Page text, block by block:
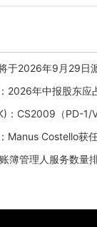
于2026年9月29日
2026年中报股东
：CS2009（PD-1/
Manus Costello获
簿管理人服务数量